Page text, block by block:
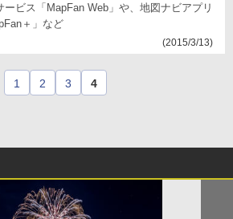
ービス「MapFan Web」や、地図ナビアプリ
＋」など
(2015/3/13)
1 2 3 4